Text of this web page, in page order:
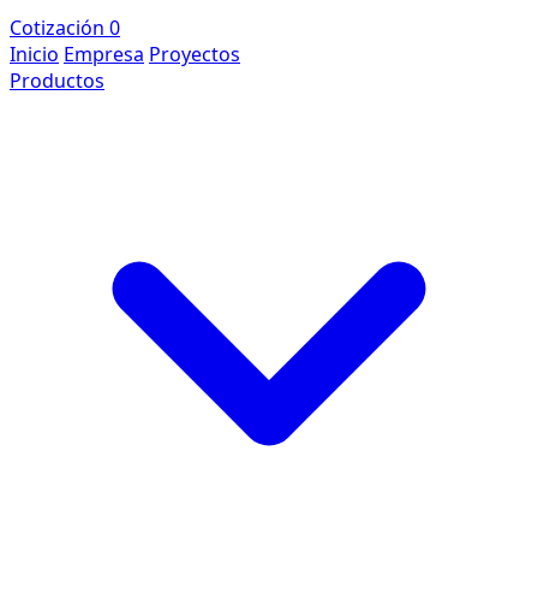
Cotización 0
Inicio Empresa Proyectos
Productos